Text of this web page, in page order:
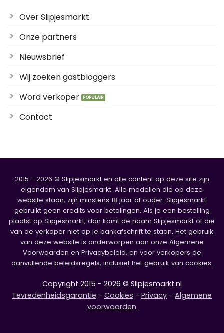
Over Slipjesmarkt
Onze partners
Nieuwsbrief
Wij zoeken gastbloggers
Word verkoper
Contact
2015 - 2026 © Slipjesmarkt en alle content op deze site zijn
eigendom van Slipjesmarkt. Alle modellen die op deze
website staan, zijn minstens 18 jaar of ouder. Slipjesmarkt
gebruikt geen credits voor betalingen. Als je een bestelling
plaatst op Slipjesmarkt, dan komt de naam Slipjesmarkt of die
van de verkoper niet op je bankafschrift te staan. Het gebruik
van deze website is onderworpen aan onze Algemene
Voorwaarden en Privacybeleid, en voor verkopers de
aanvullende beleidsregels, inclusief het gebruik van cookies.
Copyright 2015 - 2026 © Slipjesmarkt.nl
Tevredenheidsgarantie - Cookies - Privacy - Algemene
voorwaarden